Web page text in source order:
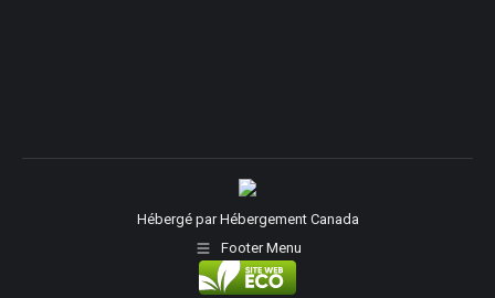
Hébergé parHébergement Canada
Footer Menu